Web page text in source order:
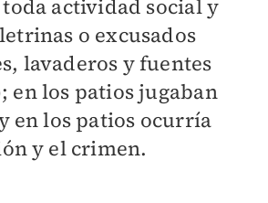
actividad social y
o excusados
lavaderos y fuentes
en los patios jugaban
en los patios ocurría
y el crimen.